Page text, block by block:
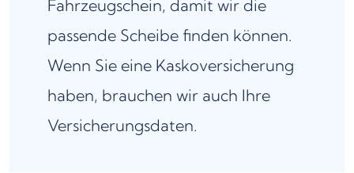
Fahrzeugschein, damit wir die
passende Scheibe finden können.
Wenn Sie eine Kaskoversicherung
haben, brauchen wir auch Ihre
Versicherungsdaten.